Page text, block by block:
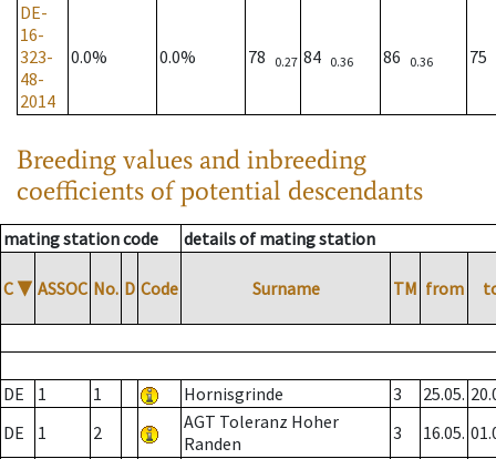
DE-
16-
323-
48-
2014
0.0% 0.0% 78 0.27 84 0.36 86 0.36 75
Breeding values and inbreeding
coefficients of potential descendants
mating station code details of mating station
C ▼ ASSOC No. D Code Surname TM from
DE 1 1 Hornisgrinde 3 25.05.
DE
1 2
AGT Toleranz Hoher
Randen
3 16.05.